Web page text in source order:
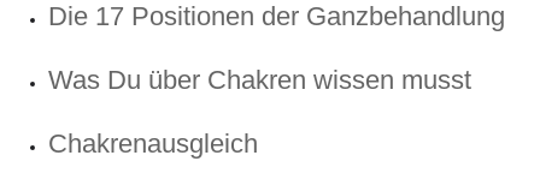
Die 17 Positionen der Ganzbehandlung
Was Du über Chakren wissen musst
Chakrenausgleich